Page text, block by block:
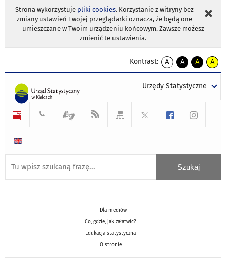
Strona wykorzystuje pliki cookies. Korzystanie z witryny bez
zmiany ustawień Twojej przeglądarki oznacza, że będą one
umieszczane w Twoim urządzeniu końcowym. Zawsze możesz
zmienić te ustawienia.
Kontrast:
A
kontrast
A
kontrast
tekst
czarnym
A
kontrast
tekst
czarnym
A
tekst
żółtym
Urzędy Statystyczne
Dla mediów
Co, gdzie, jak załatwić?
Edukacja statystyczna
O stronie